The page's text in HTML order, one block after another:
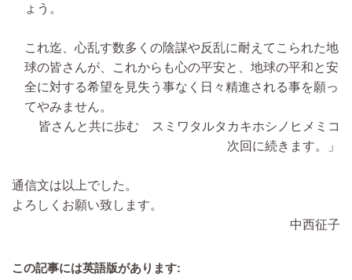
ょう。
これ迄、心乱す数多くの陰謀や反乱に耐えてこられた地
球の皆さんが、これからも心の平安と、地球の平和と安
全に対する希望を見失う事なく日々精進される事を願っ
てやみません。
皆さんと共に歩む スミワタルタカキホシノヒメミコ
次回に続きます。」
通信文は以上でした。
よろしくお願い致します。
中西征子
この記事には英語版があります: